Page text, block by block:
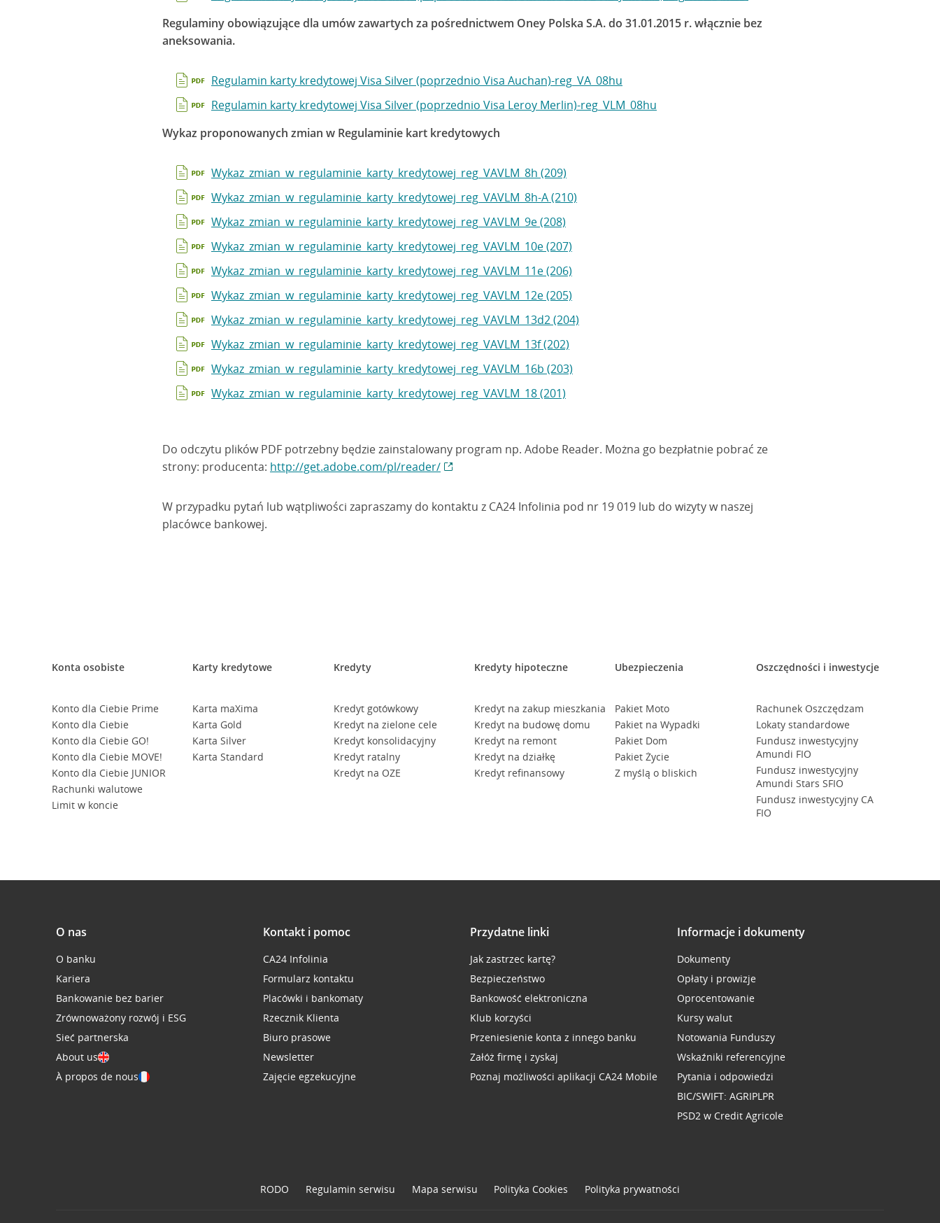
Regulaminy obowiązujące dla umów zawartych za pośrednictwem Oney Polska S.A. do 31.01.2015 r. włącznie bez
aneksowania.
Regulamin karty kredytowej Visa Silver (poprzednio Visa Auchan)-reg_VA_08hu
Regulamin karty kredytowej Visa Silver (poprzednio Visa Leroy Merlin)-reg_VLM_08hu
Wykaz proponowanych zmian w Regulaminie kart kredytowych
Wykaz_zmian_w_regulaminie_karty_kredytowej_reg_VAVLM_8h (209)
Wykaz_zmian_w_regulaminie_karty_kredytowej_reg_VAVLM_8h-A (210)
Wykaz_zmian_w_regulaminie_karty_kredytowej_reg_VAVLM_9e (208)
Wykaz_zmian_w_regulaminie_karty_kredytowej_reg_VAVLM_10e (207)
Wykaz_zmian_w_regulaminie_karty_kredytowej_reg_VAVLM_11e (206)
Wykaz_zmian_w_regulaminie_karty_kredytowej_reg_VAVLM_12e (205)
Wykaz_zmian_w_regulaminie_karty_kredytowej_reg_VAVLM_13d2 (204)
Wykaz_zmian_w_regulaminie_karty_kredytowej_reg_VAVLM_13f (202)
Wykaz_zmian_w_regulaminie_karty_kredytowej_reg_VAVLM_16b (203)
Wykaz_zmian_w_regulaminie_karty_kredytowej_reg_VAVLM_18 (201)
Do odczytu plików PDF potrzebny będzie zainstalowany program np. Adobe Reader. Można go bezpłatnie pobrać ze
strony: producenta: http://get.adobe.com/pl/reader/
W przypadku pytań lub wątpliwości zapraszamy do kontaktu z CA24 Infolinia pod nr 19 019 lub do wizyty w naszej
placówce bankowej.
Konta osobiste
Konto dla Ciebie Prime
Konto dla Ciebie
Konto dla Ciebie GO!
Konto dla Ciebie MOVE!
Konto dla Ciebie JUNIOR
Rachunki walutowe
Limit w koncie
Karty kredytowe
Karta maXima
Karta Gold
Karta Silver
Karta Standard
Kredyty
Kredyt gotówkowy
Kredyt na zielone cele
Kredyt konsolidacyjny
Kredyt ratalny
Kredyt na OZE
Kredyty hipoteczne
Kredyt na zakup mieszkania
Kredyt na budowę domu
Kredyt na remont
Kredyt na działkę
Kredyt refinansowy
Ubezpieczenia
Pakiet Moto
Pakiet na Wypadki
Pakiet Dom
Pakiet Życie
Z myślą o bliskich
Oszczędności i inwestycje
Rachunek Oszczędzam
Lokaty standardowe
Fundusz inwestycyjny
Amundi FIO
Fundusz inwestycyjny
Amundi Stars SFIO
Fundusz inwestycyjny CA
FIO
O nas
O banku
Kariera
Bankowanie bez barier
Zrównoważony rozwój i ESG
Sieć partnerska
About us
À propos de nous
Kontakt i pomoc
CA24 Infolinia
Formularz kontaktu
Placówki i bankomaty
Rzecznik Klienta
Biuro prasowe
Newsletter
Zajęcie egzekucyjne
Przydatne linki
Jak zastrzec kartę?
Bezpieczeństwo
Bankowość elektroniczna
Klub korzyści
Przeniesienie konta z innego banku
Załóż firmę i zyskaj
Poznaj możliwości aplikacji CA24 Mobile
Informacje i dokumenty
Dokumenty
Opłaty i prowizje
Oprocentowanie
Kursy walut
Notowania Funduszy
Wskaźniki referencyjne
Pytania i odpowiedzi
BIC/SWIFT: AGRIPLPR
PSD2 w Credit Agricole
RODO Regulamin serwisu Mapa serwisu Polityka Cookies Polityka prywatności